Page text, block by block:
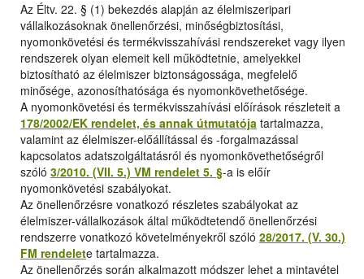
Az Éltv. 22. § (1) bekezdés alapján az élelmiszeripari
vállalkozásoknak önellenőrzési, minőségbiztosítási,
nyomonkövetési és termékvisszahívási rendszereket vagy ilyen
rendszerek olyan elemeit kell működtetnie, amelyekkel
biztosítható az élelmiszer biztonságossága, megfelelő
minősége, azonosíthatósága és nyomonkövethetősége.
A nyomonkövetési és termékvisszahívási előírások részleteit a
178/2002/EK rendelet, és annak útmutatója tartalmazza,
valamint az élelmiszer-előállítással és -forgalmazással
kapcsolatos adatszolgáltatásról és nyomonkövethetőségről
szóló 3/2010. (VII. 5.) VM rendelet 5. §-a is előír
nyomonkövetési szabályokat.
Az önellenőrzésre vonatkozó részletes szabályokat az
élelmiszer-vállalkozások által működtetendő önellenőrzési
rendszerre vonatkozó követelményekről szóló 28/2017. (V. 30.)
FM rendelete tartalmazza.
Az önellenőrzés során alkalmazott módszer lehet a mintavétel